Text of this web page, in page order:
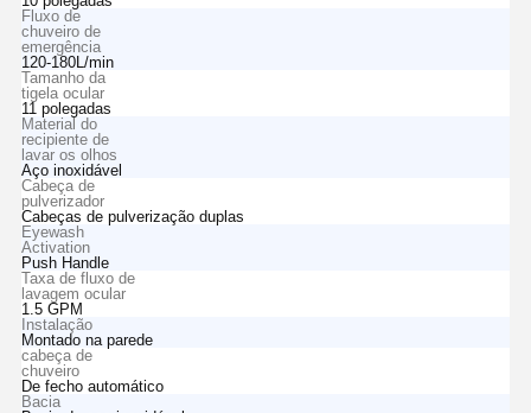
Fluxo de
chuveiro de
emergência
120-180L/min
Tamanho da
tigela ocular
11 polegadas
Material do
recipiente de
lavar os olhos
Aço inoxidável
Cabeça de
pulverizador
Cabeças de pulverização duplas
Eyewash
Activation
Push Handle
Taxa de fluxo de
lavagem ocular
1.5 GPM
Instalação
Montado na parede
cabeça de
chuveiro
De fecho automático
Bacia